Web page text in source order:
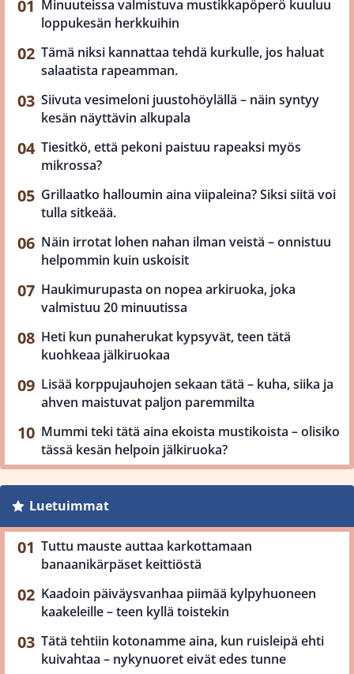
Minuuteissa valmistuva mustikkapöperö kuuluu
loppukesän herkkuihin
Tämä niksi kannattaa tehdä kurkulle, jos haluat
salaatista rapeamman.
Siivuta vesimeloni juustohöylällä – näin syntyy
kesän näyttävin alkupala
Tiesitkö, että pekoni paistuu rapeaksi myös
mikrossa?
Grillaatko halloumin aina viipaleina? Siksi siitä voi
tulla sitkeää.
Näin irrotat lohen nahan ilman veistä – onnistuu
helpommin kuin uskoisit
Haukimurupasta on nopea arkiruoka, joka
valmistuu 20 minuutissa
Heti kun punaherukat kypsyvät, teen tätä
kuohkeaa jälkiruokaa
Lisää korppujauhojen sekaan tätä – kuha, siika ja
ahven maistuvat paljon paremmilta
Mummi teki tätä aina ekoista mustikoista – olisiko
tässä kesän helpoin jälkiruoka?
Luetuimmat
Tuttu mauste auttaa karkottamaan
banaanikärpäset keittiöstä
Kaadoin päiväysvanhaa piimää kylpyhuoneen
kaakeleille – teen kyllä toistekin
Tätä tehtiin kotonamme aina, kun ruisleipä ehti
kuivahtaa – nykynuoret eivät edes tunne